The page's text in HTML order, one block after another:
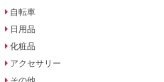
自転車
日用品
化粧品
アクセサリー